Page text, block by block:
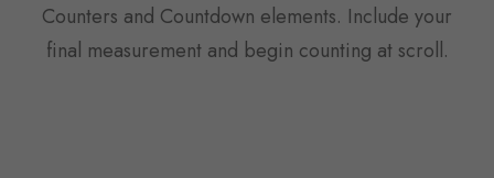
Counters and Countdown elements. Include your
final measurement and begin counting at scroll.